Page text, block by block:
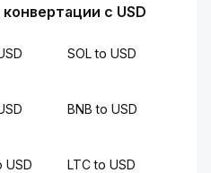
с USD
SOL to USD
BNB to USD
USD LTC to USD